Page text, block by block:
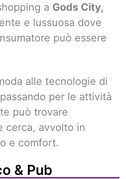
a Gods City,
e lussuosa dove
può essere
alle tecnologie di
per le attività
può trovare
cerca, avvolto in
e comfort.
& Pub